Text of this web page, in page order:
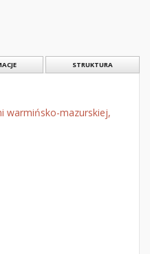
STRUKTURA
warmińsko-mazurskiej,